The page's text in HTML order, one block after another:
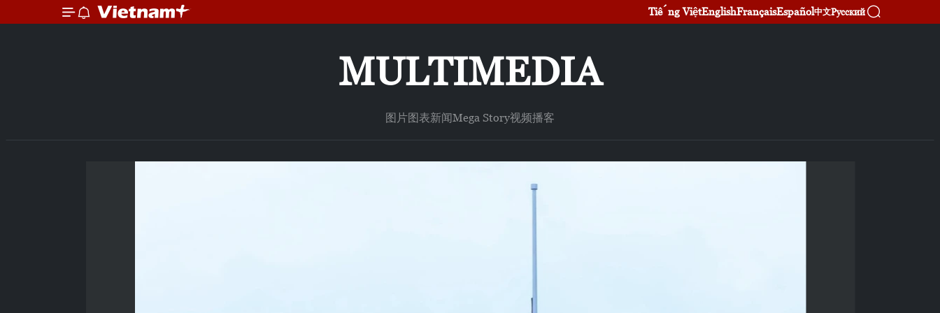
Tiếng ViệtEnglishFrançaisEspañol中文Русский
MULTIMEDIA
图片图表新闻Mega Story视频播客